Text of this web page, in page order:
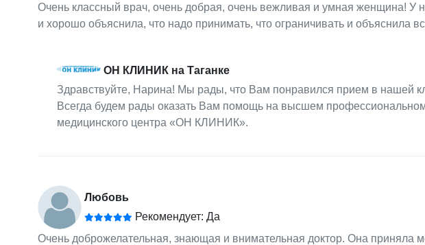
Очень классный врач, очень добрая, очень вежливая и умная женщина! У
и хорошо объяснила, что надо принимать, что ограничивать и объяснила
ОН КЛИНИК на Таганке
Здравствуйте, Нарина! Мы рады, что Вам понравился прием в нашей
Всегда будем рады оказать Вам помощь на высшем
медицинского центра «ОН КЛИНИК».
Любовь
Рекомендует: Да
Очень доброжелательная, знающая и внимательная доктор. Она приняла